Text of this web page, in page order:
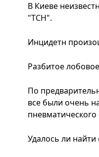
В Киеве
"ТСН".
Инцидетн
Разбитое
По
все были очень
Удалось ли найти